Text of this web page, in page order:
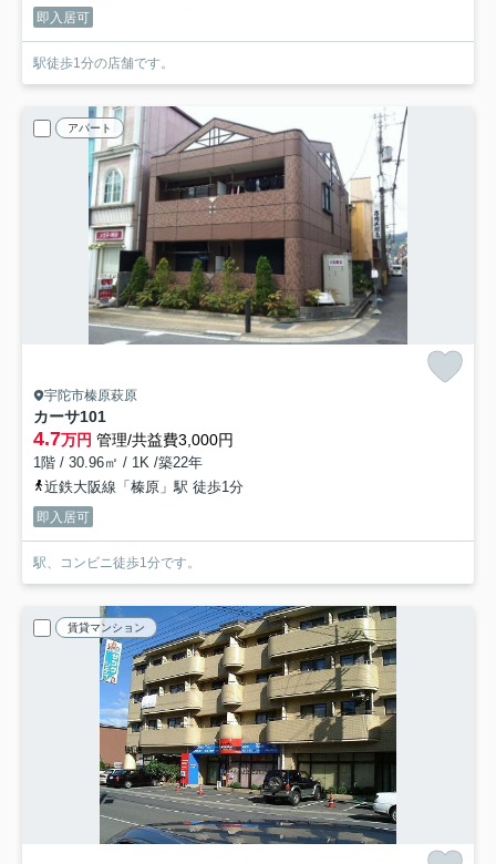
即入居可
駅徒歩1分の店舗です。
アパート
宇陀市榛原萩原
カーサ101
4.7万円 管理/共益費3,000円
1階 / 30.96㎡ / 1K /築22年
近鉄大阪線「榛原」駅 徒歩1分
即入居可
駅、コンビニ徒歩1分です。
賃貸マンション